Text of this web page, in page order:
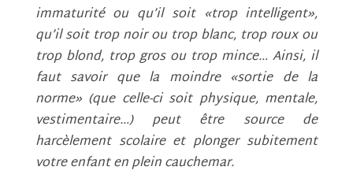
immaturité ou qu’il soit «trop intelligent»,
qu’il soit trop noir ou trop blanc, trop roux ou
trop blond, trop gros ou trop mince… Ainsi, il
faut savoir que la moindre «sortie de la
norme» (que celle-ci soit physique, mentale,
vestimentaire…) peut être source de
harcèlement scolaire et plonger subitement
votre enfant en plein cauchemar.